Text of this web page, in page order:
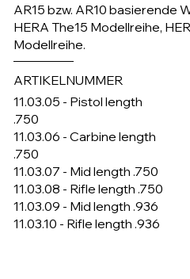
AR15 bzw. AR10 basierende
HERA The15 Modellreihe,
Modellreihe.
ARTIKELNUMMER
11.03.05 - Pistol length
.750
11.03.06 - Carbine length
.750
11.03.07 - Mid length .750
11.03.08 - Rifle length .750
11.03.09 - Mid length .936
11.03.10 - Rifle length .936